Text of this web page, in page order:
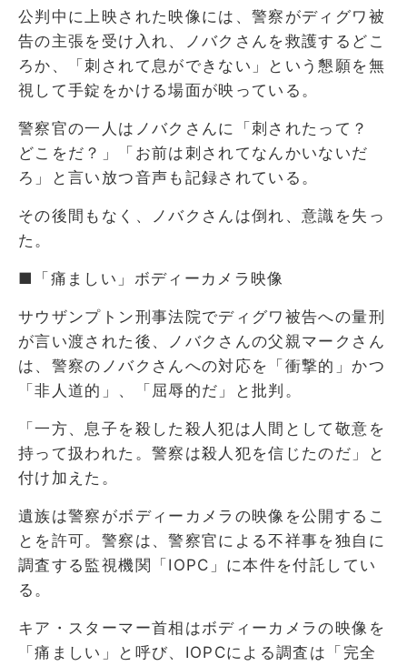
公判中に上映された映像には、警察がディグワ被
告の主張を受け入れ、ノバクさんを救護するどこ
ろか、「刺されて息ができない」という懇願を無
視して手錠をかける場面が映っている。
警察官の一人はノバクさんに「刺されたって？
どこをだ？」「お前は刺されてなんかいないだ
ろ」と言い放つ音声も記録されている。
その後間もなく、ノバクさんは倒れ、意識を失っ
た。
■「痛ましい」ボディーカメラ映像
サウザンプトン刑事法院でディグワ被告への量刑
が言い渡された後、ノバクさんの父親マークさん
は、警察のノバクさんへの対応を「衝撃的」かつ
「非人道的」、「屈辱的だ」と批判。
「一方、息子を殺した殺人犯は人間として敬意を
持って扱われた。警察は殺人犯を信じたのだ」と
付け加えた。
遺族は警察がボディーカメラの映像を公開するこ
とを許可。警察は、警察官による不祥事を独自に
調査する監視機関「IOPC」に本件を付託してい
る。
キア・スターマー首相はボディーカメラの映像を
「痛ましい」と呼び、IOPCによる調査は「完全